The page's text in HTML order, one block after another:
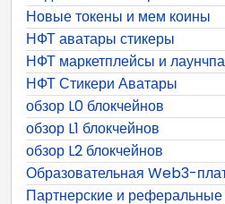
Новые токены и мем коины
НФТ аватары стикеры
НФТ маркетплейсы и
НФТ Стикери Аватары
обзор L0 блокчейнов
обзор L1 блокчейнов
обзор L2 блокчейнов
Образовательная Web3-
Партнерские и